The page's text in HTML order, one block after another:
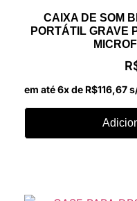
CAIXA DE SOM
PORTÁTIL GRAVE
em até 6x de R$116,67